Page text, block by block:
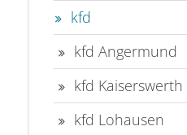
kfd
kfd Angermund
kfd Kaiserswerth
kfd Lohausen